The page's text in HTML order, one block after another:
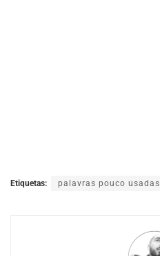
Etiquetas: palavras pouco usadas